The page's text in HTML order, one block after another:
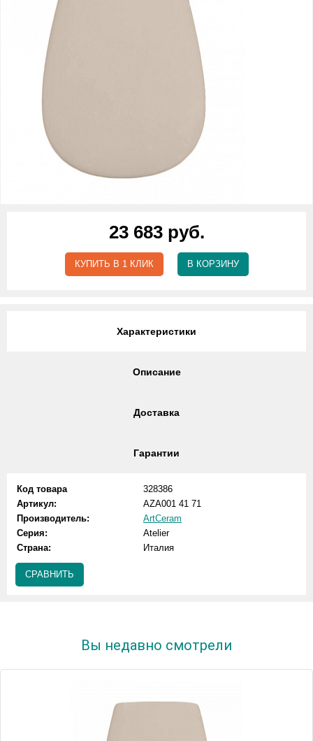
23 683 руб.
КУПИТЬ В 1 КЛИК В КОРЗИНУ
Характеристики
Описание
Доставка
Гарантии
Код товара
328386
Артикул:
AZA001 41 71
Производитель:
ArtCeram
Серия:
Atelier
Страна:
Италия
СРАВНИТЬ
Вы недавно смотрели